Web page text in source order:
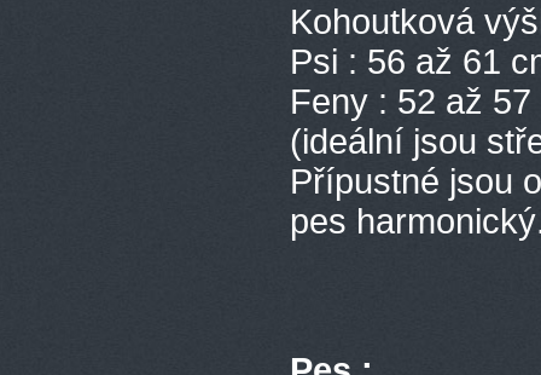
Kohoutková
Psi : 56 až 61
Feny : 52 až 57
(ideální jsou
Přípustné jsou
pes